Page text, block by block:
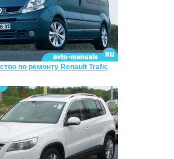
по ремонту Renault Trafic